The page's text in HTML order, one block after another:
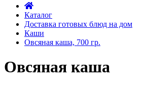
Каталог
Доставка готовых блюд на дом
Каши
Овсяная каша, 700 гр.
Овсяная каша